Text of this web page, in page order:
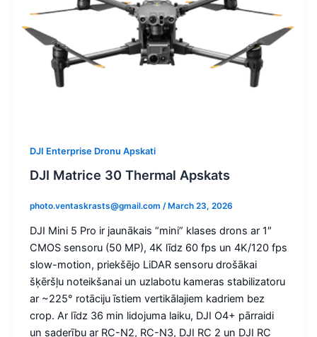
DJI Enterprise Dronu Apskati
DJI Matrice 30 Thermal Apskats
photo.ventaskrasts@gmail.com / March 23, 2026
DJI Mini 5 Pro ir jaunākais “mini” klases drons ar 1″
CMOS sensoru (50 MP), 4K līdz 60 fps un 4K/120 fps
slow-motion, priekšējo LiDAR sensoru drošākai
šķēršļu noteikšanai un uzlabotu kameras stabilizatoru
ar ~225° rotāciju īstiem vertikālajiem kadriem bez
crop. Ar līdz 36 min lidojuma laiku, DJI O4+ pārraidi
un saderību ar RC-N2, RC-N3, DJI RC 2 un DJI RC